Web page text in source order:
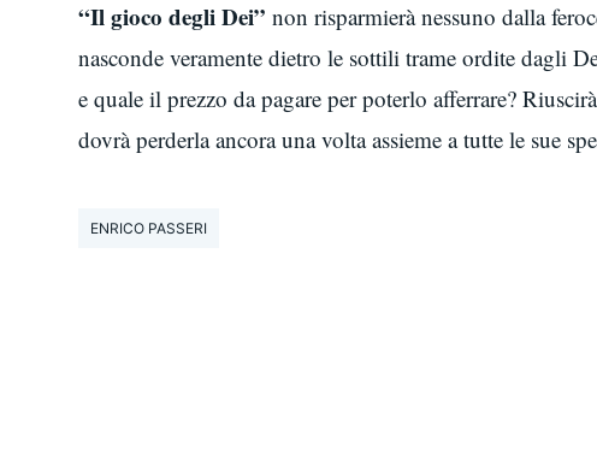
“Il gioco degli Dei” non risparmierà nessuno dalla
nasconde veramente dietro le sottili trame ordite dagli
e quale il prezzo da pagare per poterlo afferrare? Riuscirà
dovrà perderla ancora una volta assieme a tutte le sue
ENRICO PASSERI